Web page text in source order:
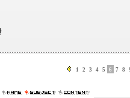
1 2 3 4 5 6 7 8